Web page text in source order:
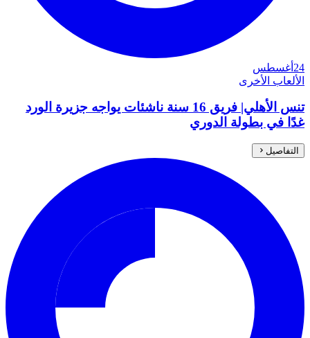
24 أغسطس
الألعاب الأخرى
تنس الأهلي| فريق 16 سنة ناشئات يواجه جزيرة الورد
غدًا في بطولة الدوري
التفاصيل